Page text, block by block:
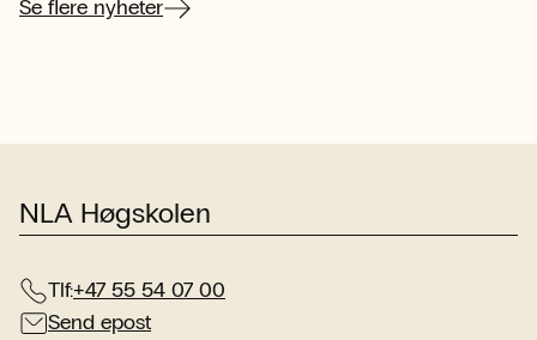
Se flere nyheter
NLA Høgskolen
Tlf:+47 55 54 07 00
Send epost